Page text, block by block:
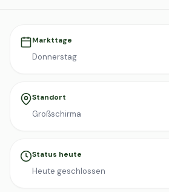
Markttage
Donnerstag
Standort
Großschirma
Status heute
Heute geschlossen